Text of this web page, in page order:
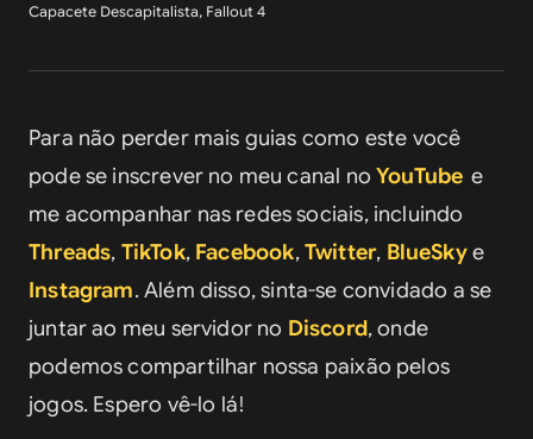
Capacete Descapitalista, Fallout 4
Para não perder mais guias como este você
pode se inscrever no meu canal no YouTube e
Threads, TikTok, Facebook, Twitter, BlueSky
Instagram. Além disso, sinta-se convidado a se
juntar ao meu servidor no Discord, onde
podemos compartilhar nossa paixão pelos
jogos. Espero vê-lo lá!